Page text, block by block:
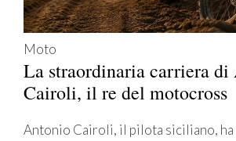
Moto
La straordinaria carriera
Cairoli, il re del motocross
Antonio Cairoli, il pilota siciliano, ha